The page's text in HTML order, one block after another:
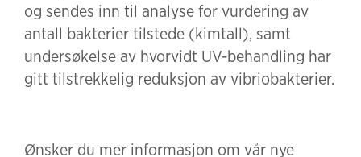
og sendes inn til analyse for vurdering av
antall bakterier tilstede (kimtall), samt
undersøkelse av hvorvidt UV-behandling har
gitt tilstrekkelig reduksjon av vibriobakterier.
Ønsker du mer informasjon om vår nye